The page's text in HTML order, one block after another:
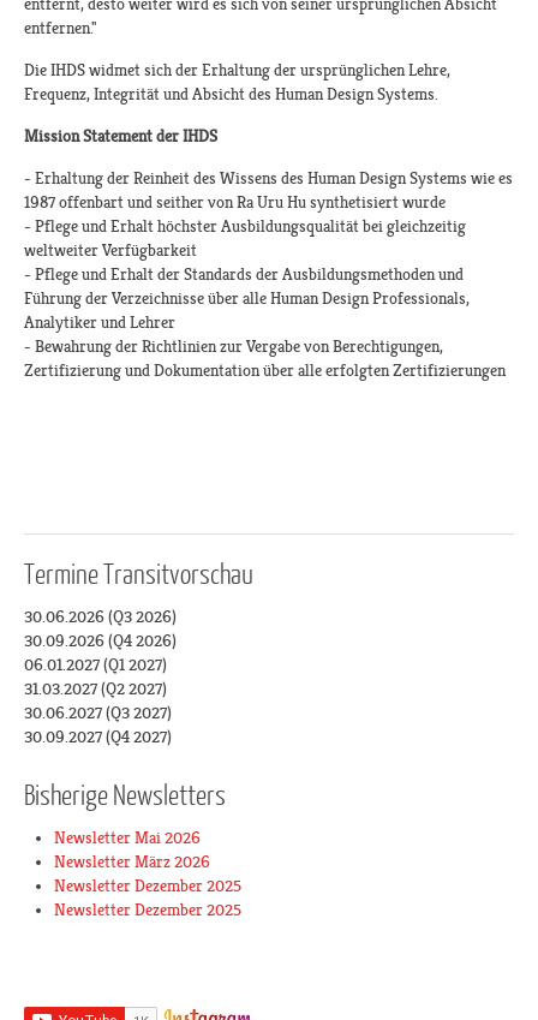
entfernt, desto weiter wird es sich von seiner ursprünglichen Absicht
entfernen."
Die IHDS widmet sich der Erhaltung der ursprünglichen Lehre,
Frequenz, Integrität und Absicht des Human Design Systems.
Mission Statement der IHDS
- Erhaltung der Reinheit des Wissens des Human Design Systems wie es
1987 offenbart und seither von Ra Uru Hu synthetisiert wurde
- Pflege und Erhalt höchster Ausbildungsqualität bei gleichzeitig
weltweiter Verfügbarkeit
- Pflege und Erhalt der Standards der Ausbildungsmethoden und
Führung der Verzeichnisse über alle Human Design Professionals,
Analytiker und Lehrer
- Bewahrung der Richtlinien zur Vergabe von Berechtigungen,
Zertifizierung und Dokumentation über alle erfolgten Zertifizierungen
TermineTransitvorschau
30.06.2026 (Q3 2026)
30.09.2026 (Q4 2026)
06.01.2027 (Q1 2027)
31.03.2027 (Q2 2027)
30.06.2027 (Q3 2027)
30.09.2027 (Q4 2027)
Bisherige Newsletters
Newsletter Mai 2026
Newsletter März 2026
Newsletter Dezember 2025
Newsletter Dezember 2025